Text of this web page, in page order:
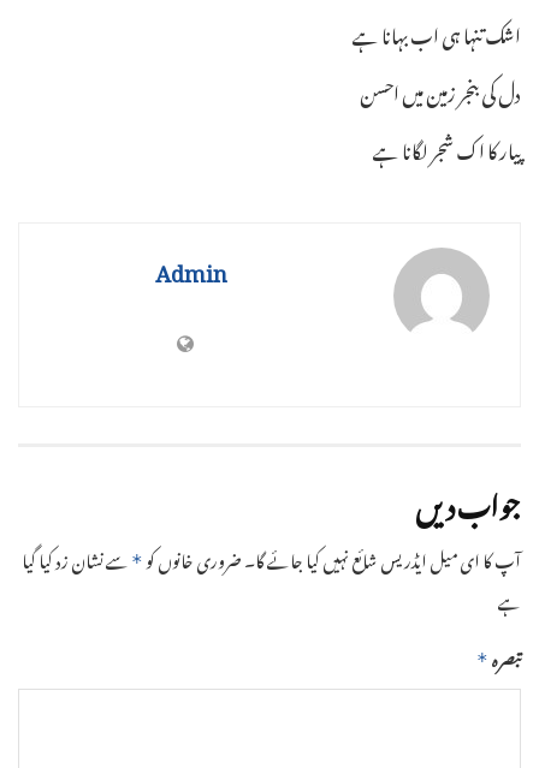
اشک تنہا ہی اب بہانا ہے
دل کی بنجر زمین میں احسن
پیار کا اک شجر لگانا ہے
Admin
جواب دیں
آپ کا ای میل ایڈریس شائع نہیں کیا جائے گا۔ضروری خانوں کو * سے نشان زد کیا گیا
ہے
تبصرہ *